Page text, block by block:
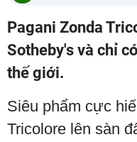
Pagani Zonda
Sotheby's và chỉ
thế giới.
Siêu phẩm cực
Tricolore lên sàn